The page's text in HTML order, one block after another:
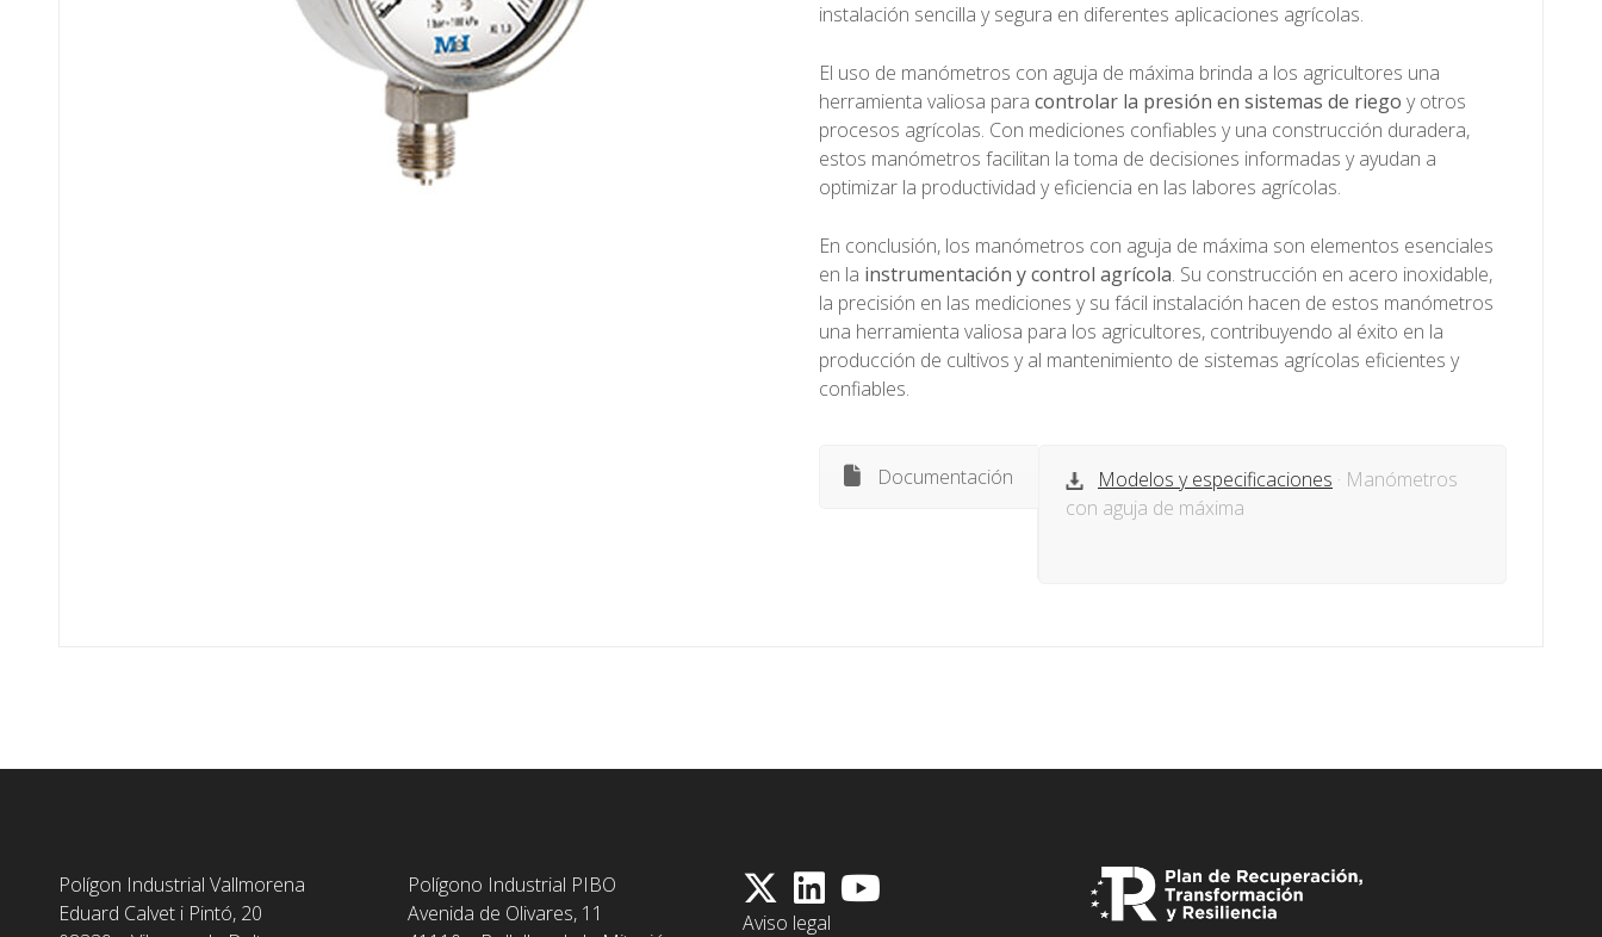
instalación sencilla y segura en diferentes aplicaciones agrícolas.
El uso de manómetros con aguja de máxima brinda a los agricultores una
herramienta valiosa para controlar la presión en sistemas de riego y otros
procesos agrícolas. Con mediciones confiables y una construcción duradera,
estos manómetros facilitan la toma de decisiones informadas y ayudan a
optimizar la productividad y eficiencia en las labores agrícolas.
En conclusión, los manómetros con aguja de máxima son elementos esenciales
en la instrumentación y control agrícola. Su construcción en acero inoxidable,
la precisión en las mediciones y su fácil instalación hacen de estos manómetros
una herramienta valiosa para los agricultores, contribuyendo al éxito en la
producción de cultivos y al mantenimiento de sistemas agrícolas eficientes y
confiables.
Documentación Modelos y especificaciones · Manómetros
con aguja de máxima
Polígon Industrial Vallmorena
Eduard Calvet i Pintó, 20
Polígono Industrial PIBO
Avenida de Olivares, 11
Aviso legal